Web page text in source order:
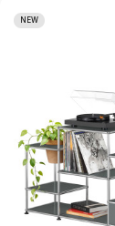
NEW